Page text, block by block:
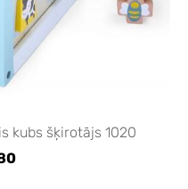
kubs šķirotājs 1020